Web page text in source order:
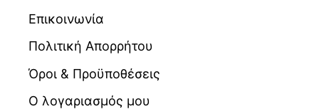
Επικοινωνία
Πολιτική Απορρήτου
Όροι & Προϋποθέσεις
Ο λογαριασμός μου